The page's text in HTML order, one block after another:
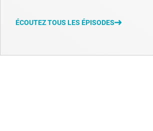
ÉCOUTEZ TOUS LES ÉPISODES